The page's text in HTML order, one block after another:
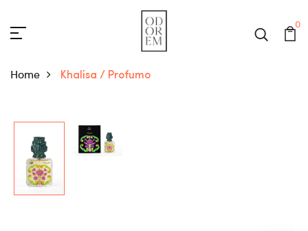
0
Home Khalisa / Profumo